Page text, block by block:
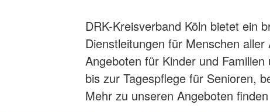
DRK-Kreisverband Köln bietet ein
Dienstleitungen für Menschen
Angeboten für Kinder und
bis zur Tagespflege für Senioren,
Mehr zu unseren Angeboten